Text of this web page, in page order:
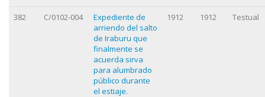
382 C/0102-004
Expediente de
arriendo del salto
de Iraburu que
finalmente se
acuerda sirva
para alumbrado
público durante
el estiaje.
1912 1912 Testual